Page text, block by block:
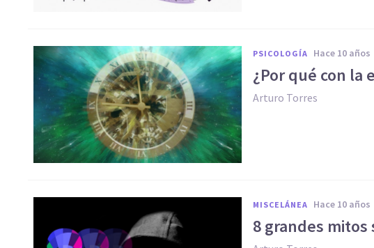
PSICOLOGÍA hace 10 años
​¿Por qué con la
Arturo Torres
MISCELÁNEA hace 10 años
​8 grandes